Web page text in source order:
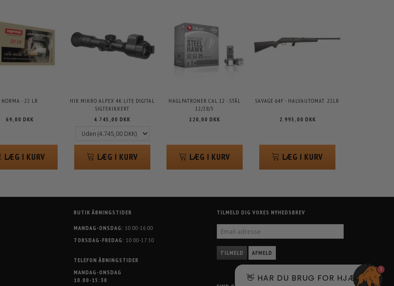
NORMA - 22 LR
69,00 DKK
LÆG I KURV
HIK MIKRO ALPEX 4K LITE DIGITAL
SIGTEKIKKERT
4.745,00 DKK
LÆG I KURV
HAGLPATRONER CAL 12 - STÅL
12/28/5
120,00 DKK
LÆG I KURV
SAVAGE 64F - HALVAUTOMAT .22LR
2.995,00 DKK
LÆG I KURV
BUTIK ÅBNINGSTIDER
MANDAG-ONSDAG: 10:00-16:00
TORSDAG-FREDAG: 10:00-17:30
TELEFON ÅBNINGSTIDER
MANDAG-ONSDAG
10.00-15:30
TILMELD DIG VORES NYHEDSBREV
ADRESSE
TILMELD AFMELD
👋 HAR DU BRUG FOR HJÆLP?
1